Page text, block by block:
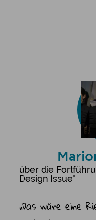
über die
Design Issue"
„Das wäre eine